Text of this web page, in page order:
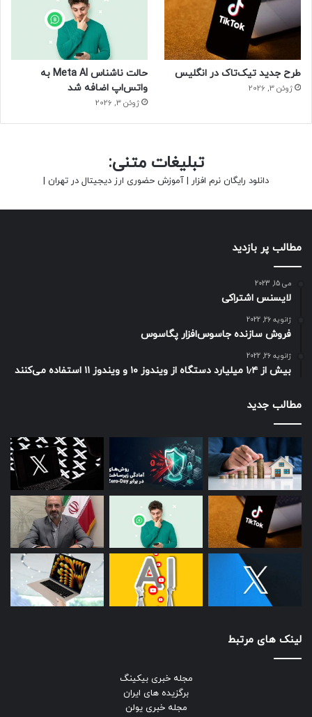
طرح جدید تیک‌تاک در انگلیس
ژوئن 3, 2026
حالت ناشناس Meta AI به
واتس‌اپ اضافه شد
ژوئن 3, 2026
تبلیغات متنی:
دانلود رایگان نرم افزار | آموزش حضوری ارز دیجیتال در تهران |
مطالب پر بازدید
می 15, 2023
لایسنس اشتراکی
ژانویه 26, 2022
فروش سازنده جاسوس‌افزار پگاسوس
ژانویه 26, 2022
بیش از ۱٫۴ میلیارد دستگاه از ویندوز ۱۰ و ویندوز ۱۱ استفاده می‌کنند
مطالب جدید
لینک های مرتبط
مجله خبری بیکینگ
برگزیده های ایران
مجله خبری یولن